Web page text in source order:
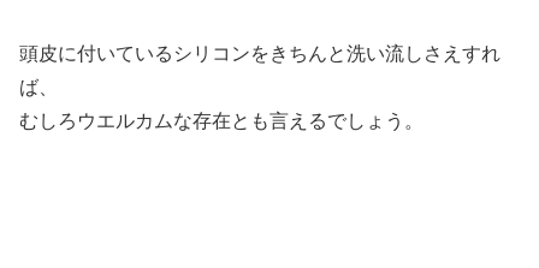
頭皮に付いているシリコンをきちんと洗い流しさえすれ
ば、
むしろウエルカムな存在とも言えるでしょう。